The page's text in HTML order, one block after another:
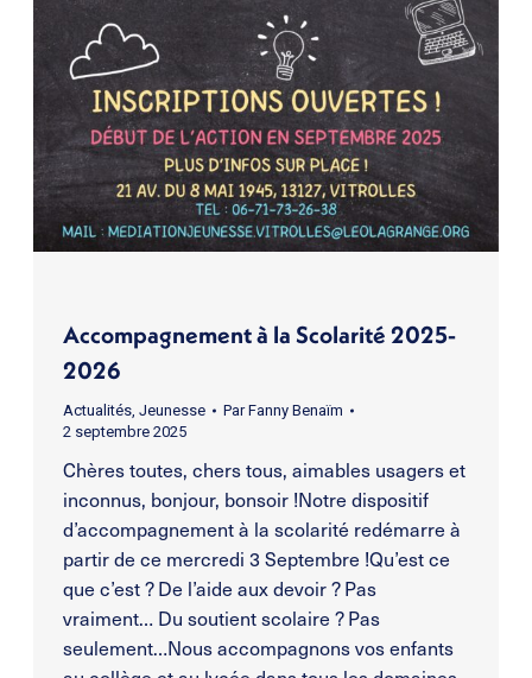
Accompagnement à la Scolarité 2025-
2026
Actualités, Jeunesse ParFanny Benaïm
2 septembre 2025
Chères toutes, chers tous, aimables usagers et
inconnus, bonjour, bonsoir !Notre dispositif
d’accompagnement à la scolarité redémarre à
partir de ce mercredi 3 Septembre !Qu’est ce
que c’est ? De l’aide aux devoir ? Pas
vraiment… Du soutient scolaire ? Pas
seulement…Nous accompagnons vos enfants